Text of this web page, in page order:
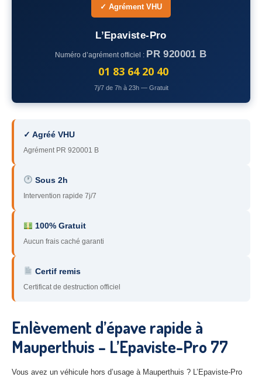
– Seine-et-Marne
– Yvelines
– Hauts-de-Seine
93– Seine-Saint-Denis
94 – Val-de-Marne
95– Val d’Oise
91 – Essonne
– Yonne
60 – Oise
45 – Loiret
10– Aube
– Aisne
✓ Agrément VHU
L’Epaviste-Pro
Numéro d’agrément officiel : PR 920001 B
01 83 64 20 40
7j/7 de 7h à 23h — Gratuit
✓ Agréé VHU
Agrément PR 920001 B
Sous 2h
Intervention rapide 7j/7
100% Gratuit
Aucun frais caché garanti
Certif remis
Certificat de destruction officiel
Enlèvement d’épave rapide à
Mauperthuis – L’Epaviste-Pro 77
Vous avez un véhicule hors d’usage à Mauperthuis ? L’Epaviste-Pro